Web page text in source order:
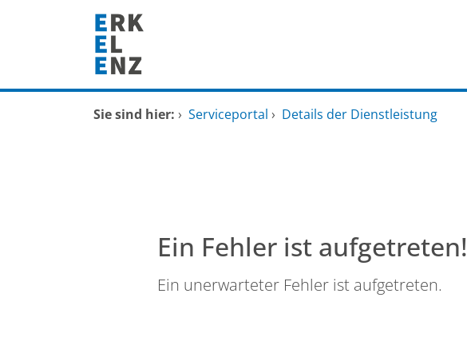
Zum Hauptinhalt springen
Startseite
Sie sind hier: › Serviceportal › Details der Dienstleistung
Ein Fehler ist aufgetreten!
Ein unerwarteter Fehler ist aufgetreten.